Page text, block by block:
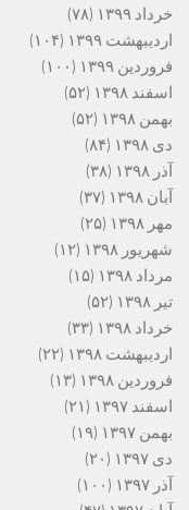
خرداد ۱۳۹۹
(۷۸)
اردیبهشت ۱۳۹۹
(۱۰۴)
فروردین ۱۳۹۹
(۱۰۰)
اسفند ۱۳۹۸
(۵۲)
بهمن ۱۳۹۸
(۵۲)
دی ۱۳۹۸
(۸۴)
آذر ۱۳۹۸
(۳۸)
آبان ۱۳۹۸
(۳۷)
مهر ۱۳۹۸
(۲۵)
شهریور ۱۳۹۸
(۱۲)
مرداد ۱۳۹۸
(۱۵)
تیر ۱۳۹۸
(۵۲)
خرداد ۱۳۹۸
(۳۳)
اردیبهشت ۱۳۹۸
(۲۲)
فروردین ۱۳۹۸
(۱۳)
اسفند ۱۳۹۷
(۲۱)
بهمن ۱۳۹۷
(۱۹)
دی ۱۳۹۷
(۲۰)
آذر ۱۳۹۷
(۱۰۰)